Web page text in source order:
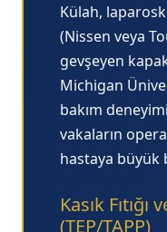
Külah,
(Nissen veya
gevşeyen
Michigan
bakım
vakaların
hastaya büyük
Kasık
(TEP/TAPP)